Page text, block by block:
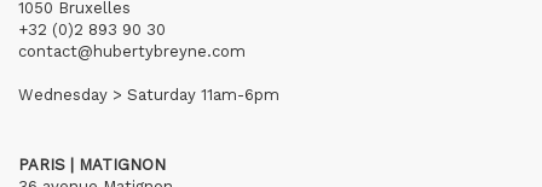
1050 Bruxelles
+32 (0)2 893 90 30
contact@hubertybreyne.com
Wednesday > Saturday 11am-6pm
PARIS | MATIGNON